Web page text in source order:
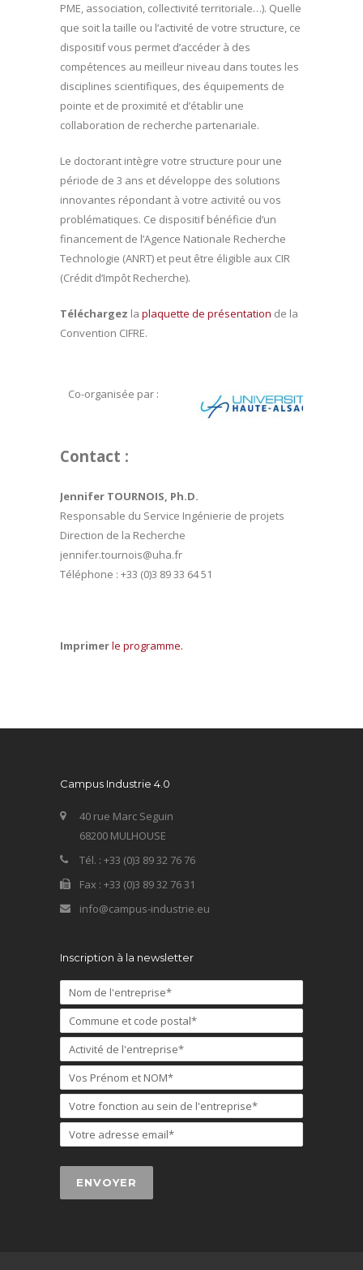
PME, association, collectivité territoriale…). Quelle
que soit la taille ou l’activité de votre structure, ce
dispositif vous permet d’accéder à des
compétences au meilleur niveau dans toutes les
disciplines scientifiques, des équipements de
pointe et de proximité et d’établir une
collaboration de recherche partenariale.
Le doctorant intègre votre structure pour une
période de 3 ans et développe des solutions
innovantes répondant à votre activité ou vos
problématiques. Ce dispositif bénéficie d’un
financement de l’Agence Nationale Recherche
Technologie (ANRT) et peut être éligible aux CIR
(Crédit d’Impôt Recherche).
Téléchargez la plaquette de présentation de la
Convention CIFRE.
Co-organisée par :
Contact :
Jennifer TOURNOIS, Ph.D.
Responsable du Service Ingénierie de projets
Direction de la Recherche
jennifer.tournois@uha.fr
Téléphone : +33 (0)3 89 33 64 51
Imprimerle programme.
Campus Industrie 4.0
40 rue Marc Seguin
68200 MULHOUSE
Tél. : +33 (0)3 89 32 76 76
Fax : +33 (0)3 89 32 76 31
info@campus-industrie.eu
Inscription à la newsletter